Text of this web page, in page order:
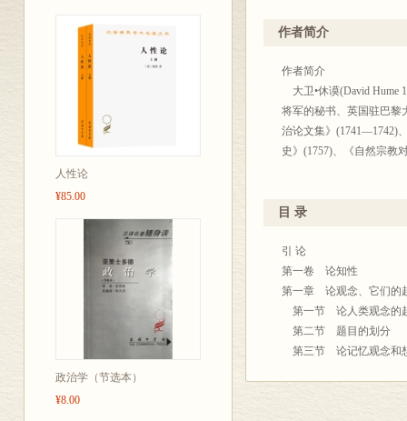
人性论
¥85.00
政治学（节选本）
¥8.00
《人性论》全书分为三卷
和观察进行理论研究的方
应用于精神科学，亦即
握了人性本身才有望在其
与人性问题相关联，因而
能建立一个具有全新基础
观念。印象是当下的生动
复杂之分，简单印象与简
杂印象的，也可能是我们
象，这是他的人性科学的
休谟认为，人的知识不
的印象和观念，而绝不
道在我们之外是否有任
作者简介
作者简介
大卫•休谟(David Hume
将军的秘书、英国驻巴黎
治论文集》(1741―1742)
史》(1757)、《自然宗教
目 录
引 论
第一卷 论知性
第一章 论观念、它们的
第一节 论人类观念的
第二节 题目的划分
第三节 论记忆观念和